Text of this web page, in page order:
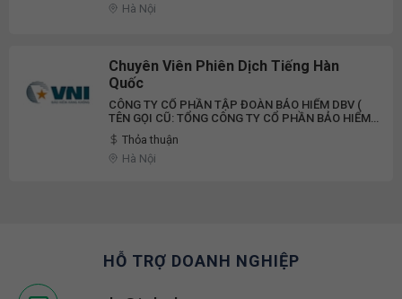
Hà Nội
Chuyên Viên Phiên Dịch Tiếng Hàn
Quốc
CÔNG TY CỔ PHẦN TẬP ĐOÀN BẢO HIỂM DBV (
TÊN GỌI CŨ: TỔNG CÔNG TY CỔ PHẦN BẢO HIỂM
HÀNG KHÔNG VNI)
Thỏa thuận
Hà Nội
HỖ TRỢ DOANH NGHIỆP